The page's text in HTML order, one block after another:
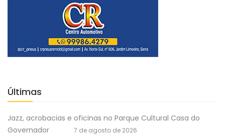
Últimas
Jazz, acrobacias e oficinas no Parque Cultural Casa do
Governador
7 de agosto de 2026